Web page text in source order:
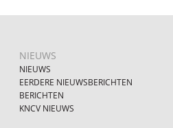
NIEUWS
NIEUWS
EERDERE NIEUWSBERICHTEN
BERICHTEN
KNCV NIEUWS